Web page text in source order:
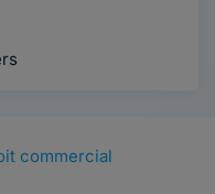
commercial